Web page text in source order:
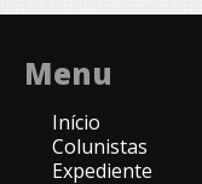
Menu
Início
Colunistas
Expediente